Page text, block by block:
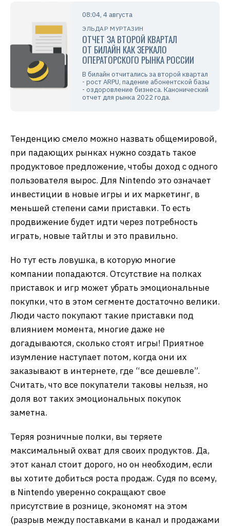
08:04, 4 августа
ЭЛЬДАР МУРТАЗИН
ОТЧЕТ ЗА ВТОРОЙ КВАРТАЛ
ОТ БИЛАЙН КАК ЗЕРКАЛО
ОПЕРАТОРСКОГО РЫНКА РОССИИ
В билайн отчитались за второй квартал
- рост ARPU, падение абонентской базы
- оздоровление бизнеса. Канонический
отчет для рынка 2022 года.
Тенденцию смело можно назвать общемировой,
при падающих рынках нужно создать такое
продуктовое предложение, чтобы доход с одного
пользователя вырос. Для Nintendo это означает
инвестиции в новые игры и их маркетинг, в
меньшей степени сами приставки. То есть
продвижение будет идти через потребность
играть, новые тайтлы и это правильно.
Но тут есть ловушка, в которую многие
компании попадаются. Отсутствие на полках
приставок и игр может убрать эмоциональные
покупки, что в этом сегменте достаточно велики.
Люди часто покупают такие приставки под
влиянием момента, многие даже не
догадываются, сколько стоят игры! Приятное
изумление наступает потом, когда они их
заказывают в интернете, где “все дешевле”.
Считать, что все покупатели таковы нельзя, но
доля вот таких эмоциональных покупок
заметна.
Теряя розничные полки, вы теряете
максимальный охват для своих продуктов. Да,
этот канал стоит дорого, но он необходим, если
вы хотите добиться роста продаж. Судя по всему,
в Nintendo уверенно сокращают свое
присутствие в рознице, экономят на этом
(разрыв между поставками в канал и продажами